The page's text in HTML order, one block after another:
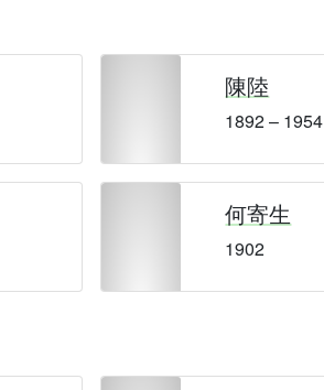
陳陸
1892 – 1954
何寄生
1902